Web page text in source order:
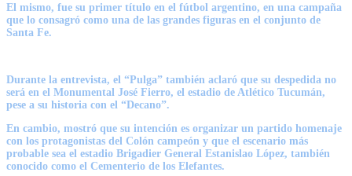
El mismo, fue su primer título en el fútbol argentino, en una campaña
que lo consagró como una de las grandes figuras en el conjunto de
Santa Fe.
Durante la entrevista, el “Pulga” también aclaró que su despedida no
será en el Monumental José Fierro, el estadio de Atlético Tucumán,
pese a su historia con el “Decano”.
En cambio, mostró que su intención es organizar un partido homenaje
con los protagonistas del Colón campeón y que el escenario más
probable sea el estadio Brigadier General Estanislao López, también
conocido como el Cementerio de los Elefantes.